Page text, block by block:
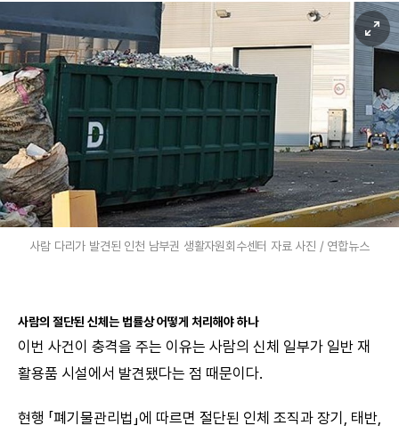
사람 다리가 발견된 인천 남부권 생활자원회수센터 자료 사진 / 연합뉴스
사람의 절단된 신체는 법률상 어떻게 처리해야 하나
이번 사건이 충격을 주는 이유는 사람의 신체 일부가 일반 재
활용품 시설에서 발견됐다는 점 때문이다.
현행 「폐기물관리법」에 따르면 절단된 인체 조직과 장기, 태반,